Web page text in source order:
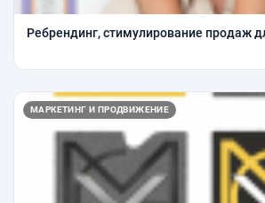
Ребрендинг, стимулирование продаж
МАРКЕТИНГ И ПРОДВИЖЕНИЕ